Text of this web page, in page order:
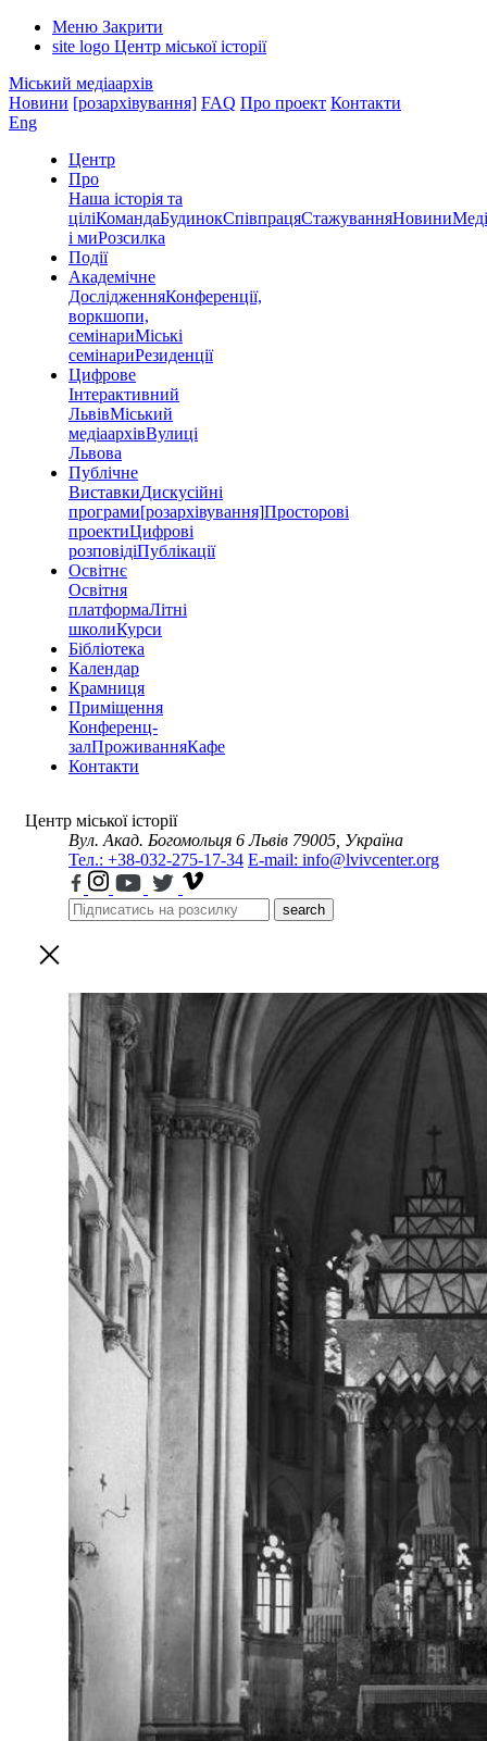
Меню Закрити
site logo Центр міської історії
Міський медіаархів
Новини [розархівування] FAQ Про проект Контакти
Eng
Центр
Про
Наша історія та
ціліКомандаБудинокСпівпрацяСтажуванняНовини
і миРозсилка
Події
Академічне
ДослідженняКонференції,
воркшопи,
семінариМіські
семінариРезиденції
Цифрове
Інтерактивний
ЛьвівМіський
медіаархівВулиці
Львова
Публічне
ВиставкиДискусійні
програми[розархівування]Просторові
проектиЦифрові
розповідіПублікації
Освітнє
Освітня
платформаЛітні
школиКурси
Бібліотека
Календар
Крамниця
Приміщення
Конференц-
залПроживанняКафе
Контакти
Центр міської історії
Вул. Акад. Богомольця 6 Львів 79005, Україна
Тел.: +38-032-275-17-34 E-mail: info@lvivcenter.org
search